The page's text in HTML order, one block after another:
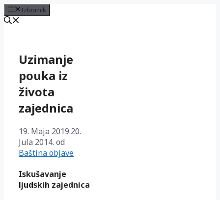
Izbornik
sadržajUzimanje
pouka iz
života
zajednica
19. Maja 2019.20.
Jula 2014. od
Baština objave
Iskušavanje
ljudskih zajednica